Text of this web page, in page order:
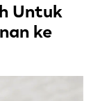
Untuk
ke